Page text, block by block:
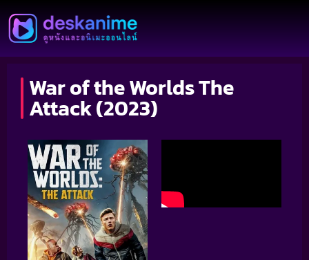
War of the Worlds The
Attack (2023)